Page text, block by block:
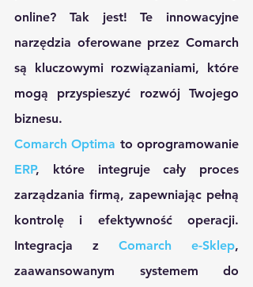
online? Tak jest! Te innowacyjne
narzędzia oferowane przez Comarch
są kluczowymi rozwiązaniami, które
mogą przyspieszyć rozwój Twojego
biznesu.
Comarch Optima
ERP, które integruje cały proces
zarządzania firmą, zapewniając pełną
kontrolę i efektywność operacji.
Integracja z Comarch e-Sklep,
zaawansowanym systemem do